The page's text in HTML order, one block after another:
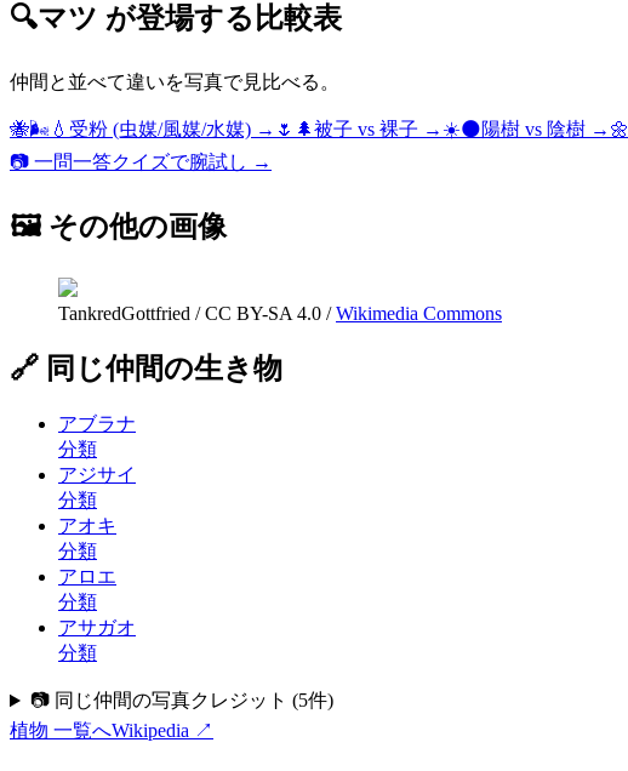
🔍マツ が登場する比較表
仲間と並べて違いを写真で見比べる。
🐝🌬️💧 受粉 (虫媒/風媒/水媒) → 🌷🌲被子 vs 裸子 → ☀️🌑陽樹 vs 陰樹 → 🌼
📷 一問一答クイズで腕試し →
🖼 その他の画像
TankredGottfried /CC BY-SA 4.0 / Wikimedia Commons
🔗 同じ仲間の生き物
アブラナ
分類
アジサイ
分類
アオキ
分類
アロエ
分類
アサガオ
分類
📷 同じ仲間の写真クレジット (5件)
植物 一覧へWikipedia ↗